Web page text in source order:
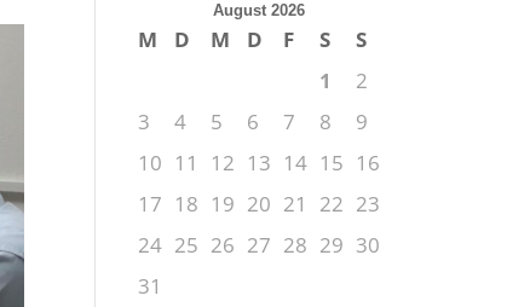
August 2026
M D M D F S
S
1
2
3
4 5 6 7 8
9
10 11 12 13 14 15 16
17 18 19 20 21 22 23
24 25 26 27 28 29 30
31